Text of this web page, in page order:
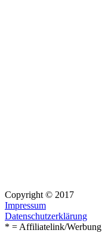
Copyright © 2017
Impressum
Datenschutzerklärung
* = Affiliatelink/Werbung